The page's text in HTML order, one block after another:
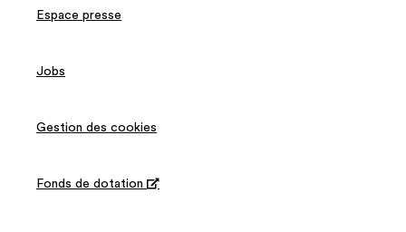
Espace presse
Jobs
Gestion des cookies
Fonds de dotation 